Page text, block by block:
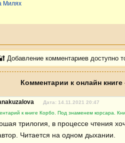
Милях
Добавление комментариев доступно
Комментарии к онлайн
Дата: 14.11.2021 20:47
к книге Корбо. Под знаменем корсара.
трилогия, в процессе чтения
Читается на одном дыхании.